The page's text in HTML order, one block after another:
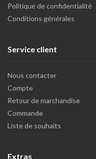
Politique de confidentialité
Conditions générales
Service client
Nous contacter
Compte
Retour de marchandise
Commande
Liste de souhaits
Extras